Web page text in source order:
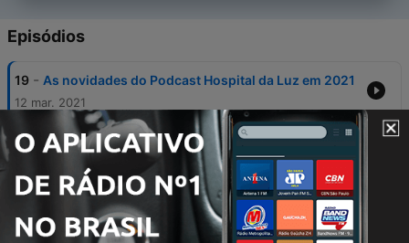
Episódios
19 - As novidades do Podcast Hospital da Luz em 2021
12 mar. 2021
18 -
Simulação: a formação dos profissionais de saúde
do futuro no Podcast Hospital da Luz
12 jan. 2021
Como prevenir acidentes com as crianças? O
Pediatra Responde no Podcast Hospital da Luz